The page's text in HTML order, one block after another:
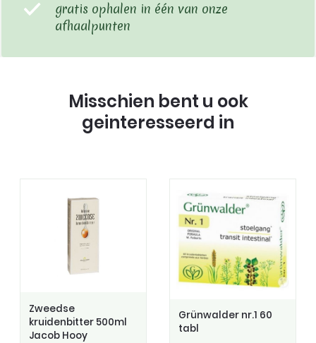
gratis ophalen in één van onze
afhaalpunten
Misschien bent u ook
geinteresseerd in
Zweedse
kruidenbitter 500ml
Jacob Hooy
Grünwalder nr.1 60
tabl